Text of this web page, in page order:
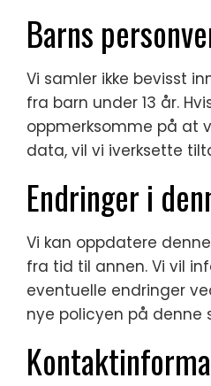
Barns
Vi samler ikke bevisst
fra barn under 13 år.
oppmerksomme på at
data, vil vi iverksette
Endringer i
Vi kan oppdatere
fra tid til annen. Vi vil
eventuelle endringer
nye policyen på denne